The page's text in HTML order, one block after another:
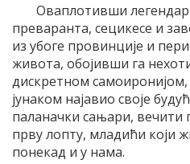
Oваплотивши
преваранта, сецикесе и
из убоге провинциjе и
живота, обоjивши га
дискретном
jунаком наjавио своjе
паланачки сањари,
прву лопту, младићи коjи
понекад и у нама.